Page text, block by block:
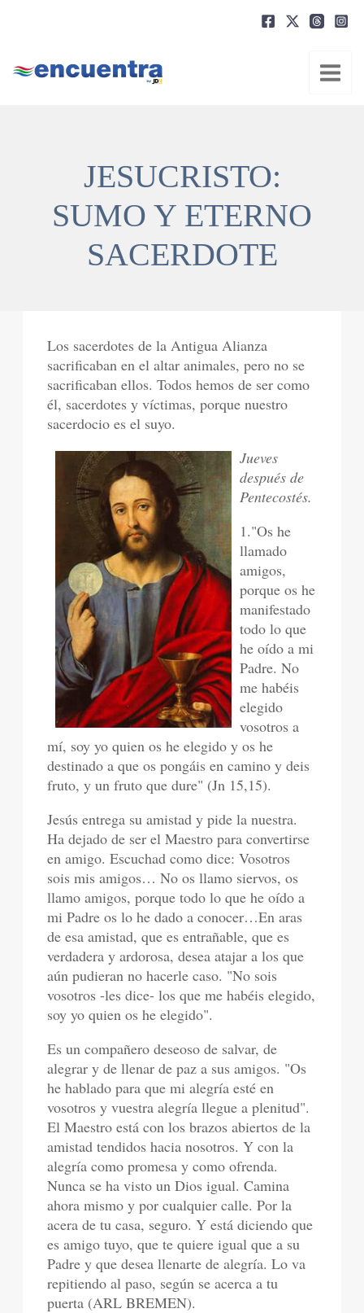
JESUCRISTO:
SUMO Y ETERNO
SACERDOTE
Los sacerdotes de la Antigua Alianza
sacrificaban en el altar animales, pero no se
sacrificaban ellos. Todos hemos de ser como
él, sacerdotes y víctimas, porque nuestro
sacerdocio es el suyo.
Jueves
después de
Pentecostés.
1."Os he
llamado
amigos,
porque os he
manifestado
todo lo que
he oído a mi
Padre. No
me habéis
elegido
vosotros a
mí, soy yo quien os he elegido y os he
destinado a que os pongáis en camino y deis
fruto, y un fruto que dure" (Jn 15,15).
Jesús entrega su amistad y pide la nuestra.
Ha dejado de ser el Maestro para convertirse
en amigo. Escuchad como dice: Vosotros
sois mis amigos… No os llamo siervos, os
llamo amigos, porque todo lo que he oído a
mi Padre os lo he dado a conocer…En aras
de esa amistad, que es entrañable, que es
verdadera y ardorosa, desea atajar a los que
aún pudieran no hacerle caso. "No sois
vosotros -les dice- los que me habéis elegido,
soy yo quien os he elegido".
Es un compañero deseoso de salvar, de
alegrar y de llenar de paz a sus amigos. "Os
he hablado para que mi alegría esté en
vosotros y vuestra alegría llegue a plenitud".
El Maestro está con los brazos abiertos de la
amistad tendidos hacia nosotros. Y con la
alegría como promesa y como ofrenda.
Nunca se ha visto un Dios igual. Camina
ahora mismo y por cualquier calle. Por la
acera de tu casa, seguro. Y está diciendo que
es amigo tuyo, que te quiere igual que a su
Padre y que desea llenarte de alegría. Lo va
repitiendo al paso, según se acerca a tu
puerta (ARL BREMEN).